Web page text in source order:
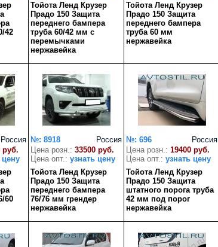
42
Тойота Ленд Крузер
Прадо 150 Защита
переднего бампера
труба 60/42 мм с
перемычками
нержавейка
Тойота Ленд Крузер
Прадо 150 Защита
переднего бампера
труба 60 мм
нержавейка
Россия
руб.
цену
60
Россия
№: 8918
Цена розн.: 33500 руб.
Цена опт.: узнать цену
Тойота Ленд Крузер
Прадо 150 Защита
переднего бампера
76/76 мм грендер
нержавейка
Россия
№: 696
Цена розн.: 19400 руб.
Цена опт.: узнать цену
Тойота Ленд Крузер
Прадо 150 Защита
штатного порога труба
42 мм под порог
нержавейка